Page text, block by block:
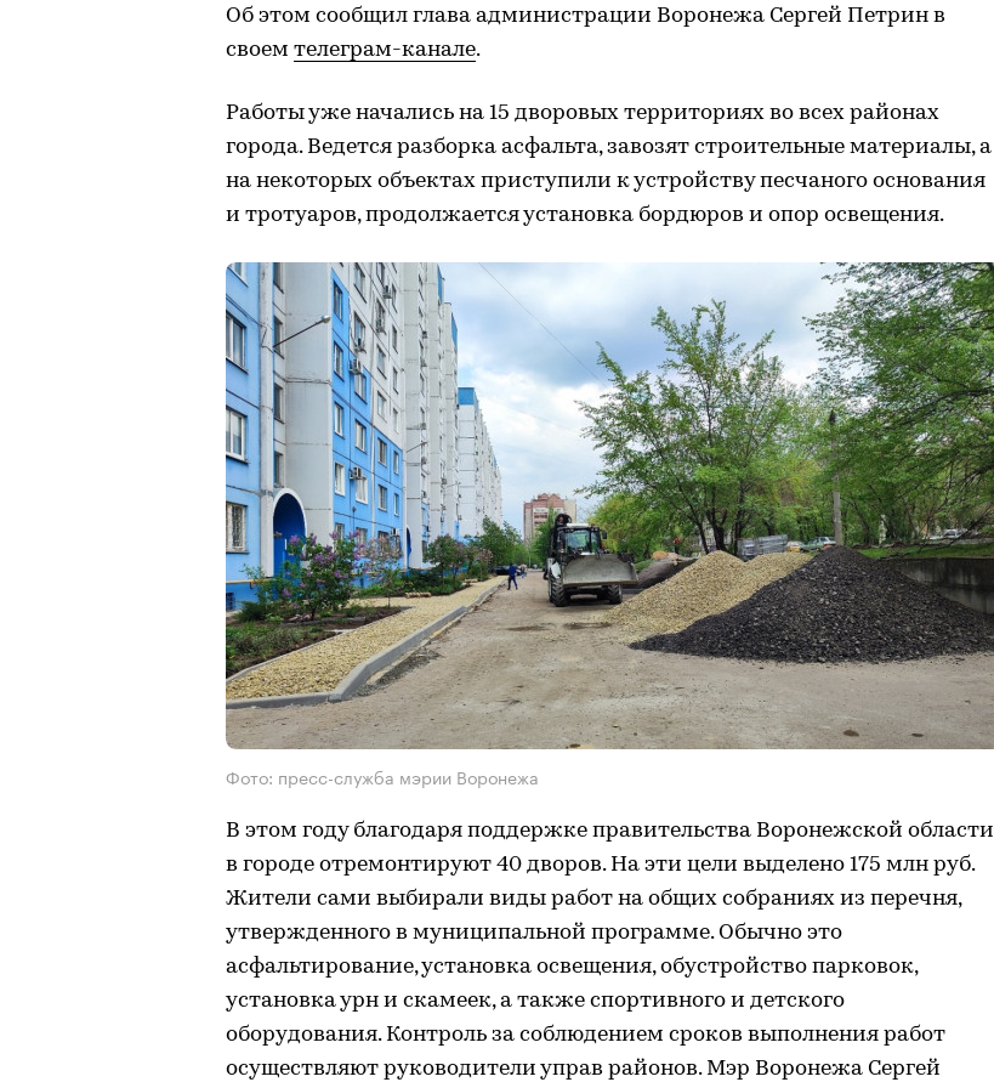
Об этом сообщил глава администрации Воронежа Сергей Петрин в
своем телеграм-канале.
Работы уже начались на 15 дворовых территориях во всех районах
города. Ведется разборка асфальта, завозят строительные материалы, а
на некоторых объектах приступили к устройству песчаного основания
и тротуаров, продолжается установка бордюров и опор освещения.
Фото: пресс-служба мэрии Воронежа
В этом году благодаря поддержке правительства Воронежской области
в городе отремонтируют 40 дворов. На эти цели выделено 175 млн руб.
Жители сами выбирали виды работ на общих собраниях из перечня,
утвержденного в муниципальной программе. Обычно это
асфальтирование, установка освещения, обустройство парковок,
установка урн и скамеек, а также спортивного и детского
оборудования. Контроль за соблюдением сроков выполнения работ
осуществляют руководители управ районов. Мэр Воронежа Сергей